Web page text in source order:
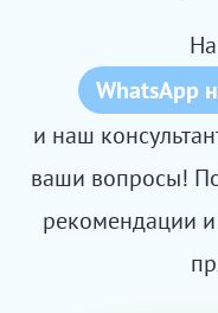
WhatsApp
и наш
ваши вопросы!
рекомендации